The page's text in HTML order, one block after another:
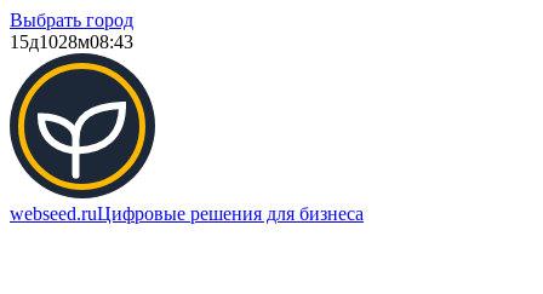
Выбрать город
15д1028м08:43
webseed.ruЦифровые решения для бизнеса